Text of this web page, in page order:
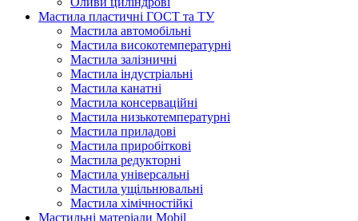
Мастила пластичні ГОСТ та ТУ
Мастила автомобільні
Мастила високотемпературні
Мастила залізничні
Мастила індустріальні
Мастила канатні
Мастила консерваційні
Мастила низькотемпературні
Мастила приладові
Мастила приробіткові
Мастила редукторні
Мастила універсальні
Мастила ущільнювальні
Мастила хімічностійкі
Мастильні матеріали Mobil